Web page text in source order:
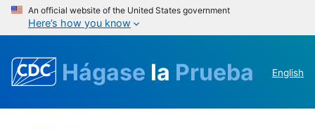
An official website of the United States government
Here’s how you know
Hágase la Prueba English